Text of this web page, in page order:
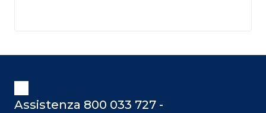
Assistenza 800 033 727 -